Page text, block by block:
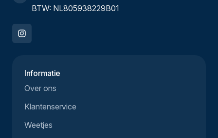
BTW: NL805938229B01
Informatie
Over ons
Klantenservice
Weetjes